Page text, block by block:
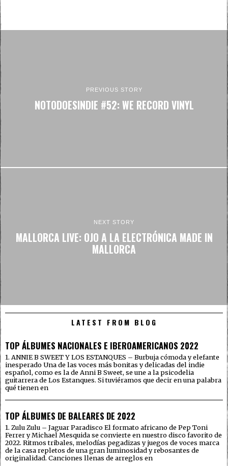
PREVIOUS STORY
NOTODOESINDIE #52: WE RECORD VINYL
NEXT STORY
MALLORCA LIVE: OJO A LA ELECTRÓNICA MADE IN
MALLORCA
LATEST FROM BLOG
TOP ÁLBUMES NACIONALES E IBEROAMERICANOS 2022
1. ANNIE B SWEET Y LOS ESTANQUES – Burbuja cómoda y elefante
inesperado Una de las voces más bonitas y delicadas del indie
español, como es la de Anni B Sweet, se une a la psicodelia
guitarrera de Los Estanques. Si tuviéramos que decir en una palabra
qué tienen en
TOP ÁLBUMES DE BALEARES DE 2022
1. Zulu Zulu – Jaguar Paradisco El formato africano de Pep Toni
Ferrer y Michael Mesquida se convierte en nuestro disco favorito de
2022. Ritmos tribales, melodías pegadizas y juegos de voces marca
de la casa repletos de una gran luminosidad y rebosantes de
originalidad. Canciones llenas de arreglos en